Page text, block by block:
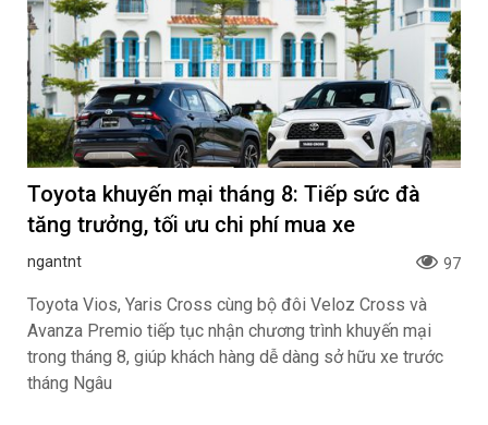
Toyota khuyến mại tháng 8: Tiếp sức đà
tăng trưởng, tối ưu chi phí mua xe
ngantnt 97
Toyota Vios, Yaris Cross cùng bộ đôi Veloz Cross và
Avanza Premio tiếp tục nhận chương trình khuyến mại
trong tháng 8, giúp khách hàng dễ dàng sở hữu xe trước
tháng Ngâu